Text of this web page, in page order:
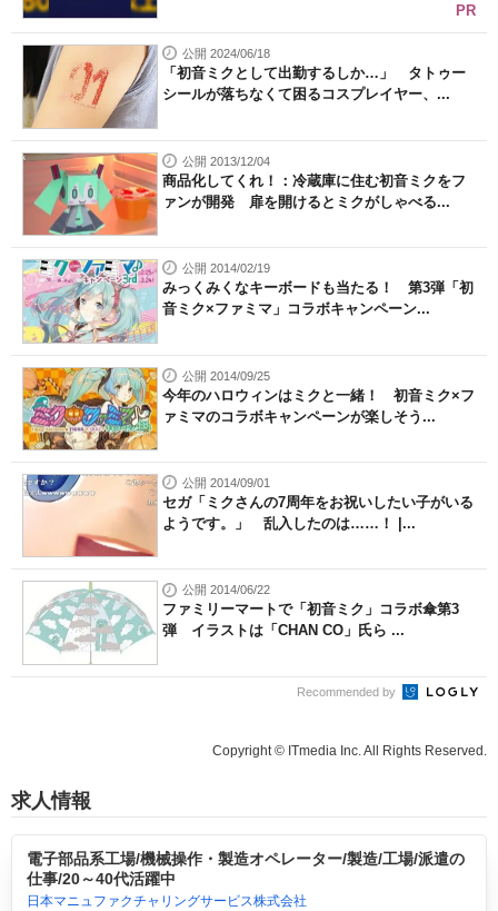
PR
公開 2024/06/18
「初音ミクとして出勤するしか…」 タトゥー
シールが落ちなくて困るコスプレイヤー、...
公開 2013/12/04
商品化してくれ！：冷蔵庫に住む初音ミクをフ
ァンが開発 扉を開けるとミクがしゃべる...
公開 2014/02/19
みっくみくなキーボードも当たる！ 第3弾「初
音ミク×ファミマ」コラボキャンペーン...
公開 2014/09/25
今年のハロウィンはミクと一緒！ 初音ミク×フ
ァミマのコラボキャンペーンが楽しそう...
公開 2014/09/01
セガ「ミクさんの7周年をお祝いしたい子がいる
ようです。」 乱入したのは……！ |...
公開 2014/06/22
ファミリーマートで「初音ミク」コラボ傘第3
弾 イラストは「CHAN CO」氏ら ...
Recommended by
Copyright © ITmedia Inc. All Rights Reserved.
求人情報
電子部品系工場/機械操作・製造オペレーター/製造/工場/派遣の
仕事/20～40代活躍中
日本マニュファクチャリングサービス株式会社